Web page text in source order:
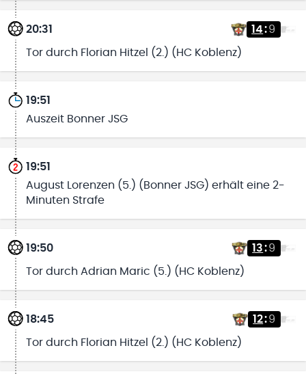
20:31 14:9
Tor durch Florian Hitzel (2.) (HC Koblenz)
19:51
Auszeit Bonner JSG
19:51
August Lorenzen (5.) (Bonner JSG) erhält eine 2-
Minuten Strafe
19:50 13:9
Tor durch Adrian Maric (5.) (HC Koblenz)
18:45 12:9
Tor durch Florian Hitzel (2.) (HC Koblenz)